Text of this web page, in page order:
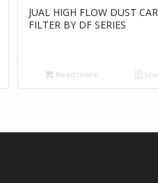
JUAL HIGH FLOW DUST
FILTER BY DF SERIES
Read more